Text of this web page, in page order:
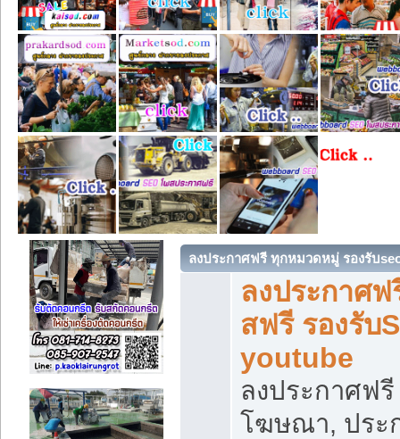
ลงประกาศฟรี ทุกหมวดหมู่ รองรับ
ลงประกาศ
สฟรี รองรับ
youtube
ลงประกาศฟ
โฆษณา, ประ